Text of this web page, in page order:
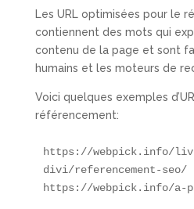
Les URL optimisées pour le
contiennent des mots qui
contenu de la page et sont
humains et les moteurs de
Voici quelques exemples
référencement:
https://webpick.info/
divi/referencement-seo/
https://webpick.info/a-